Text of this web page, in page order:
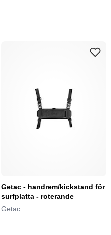
Getac - handrem/kickstand för
surfplatta - roterande
Getac